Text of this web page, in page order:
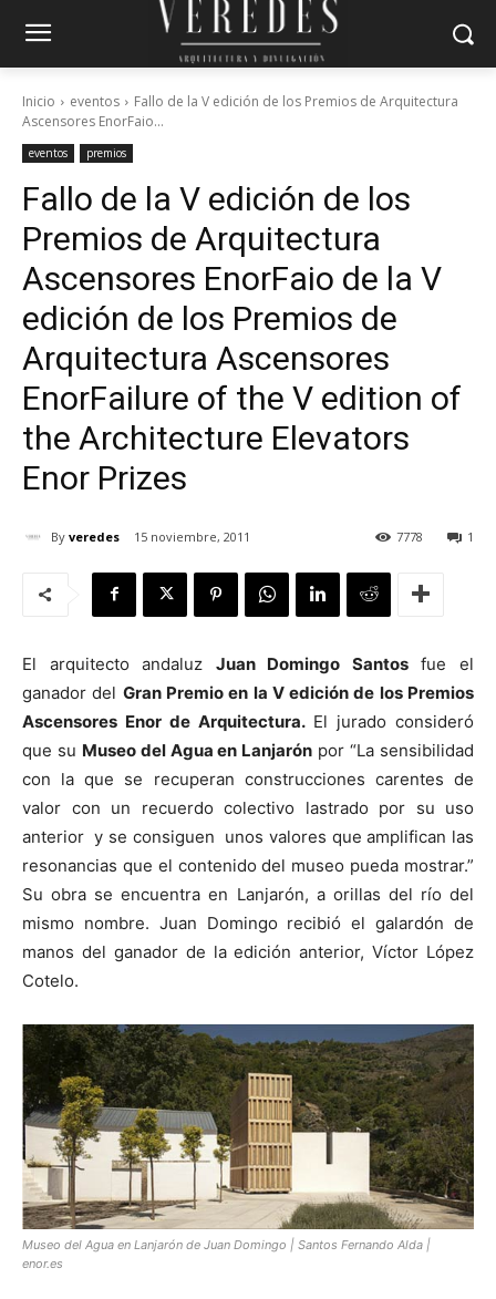
Inicio eventos
Fallo de la V edición de los Premios de Arquitectura
Ascensores EnorFaio...
eventos premios
Fallo de la V edición de los
Premios de Arquitectura
Ascensores EnorFaio de la V
edición de los Premios de
Arquitectura Ascensores
EnorFailure of the V edition of
the Architecture Elevators
Enor Prizes
By veredes 15 noviembre, 2011 1
7778
El arquitecto andaluz Juan Domingo Santosfue el
ganador del Gran Premio en la V edición de los Premios
Ascensores Enor de Arquitectura.El jurado consideró
que su Museo del Agua en Lanjarón por “La sensibilidad
con la que se recuperan construcciones carentes de
valor con un recuerdo colectivo lastrado por su uso
anterior y se consiguen unos valores que amplifican las
resonancias que el contenido del museo pueda mostrar.”
Su obra se encuentra en Lanjarón, a orillas del río del
mismo nombre. Juan Domingo recibió el galardón de
manos del ganador de la edición anterior, Víctor López
Cotelo.
Museo del Agua en Lanjarón de Juan Domingo | Santos Fernando Alda |
enor.es